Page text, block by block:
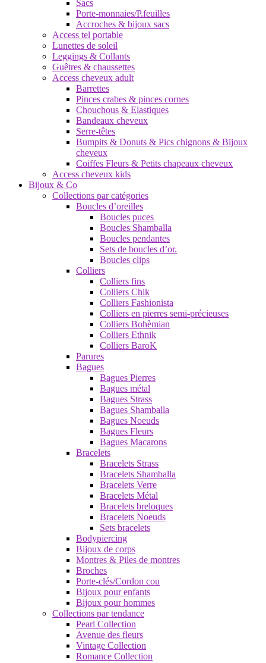
Sacs
Porte-monnaies/P.feuilles
Accroches & bijoux sacs
Access tel portable
Lunettes de soleil
Leggings & Collants
Guêtres & chaussettes
Access cheveux adult
Barrettes
Pinces crabes & pinces cornes
Chouchous & Elastiques
Bandeaux cheveux
Serre-têtes
Bumpits & Donuts & Pics chignons & Bijoux
cheveux
Coiffes Fleurs & Petits chapeaux cheveux
Access cheveux kids
Bijoux & Co
Collections par catégories
Boucles d’oreilles
Boucles puces
Boucles Shamballa
Boucles pendantes
Sets de boucles d’or.
Boucles clips
Colliers
Colliers fins
Colliers Chik
Colliers Fashionista
Colliers en pierres semi-précieuses
Colliers Bohèmian
Colliers Ethnik
Colliers BaroK
Parures
Bagues
Bagues Pierres
Bagues métal
Bagues Strass
Bagues Shamballa
Bagues Noeuds
Bagues Fleurs
Bagues Macarons
Bracelets
Bracelets Strass
Bracelets Shamballa
Bracelets Verre
Bracelets Métal
Bracelets breloques
Bracelets Noeuds
Sets bracelets
Bodypiercing
Bijoux de corps
Montres & Piles de montres
Broches
Porte-clés/Cordon cou
Bijoux pour enfants
Bijoux pour hommes
Collections par tendance
Pearl Collection
Avenue des fleurs
Vintage Collection
Romance Collection